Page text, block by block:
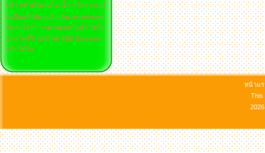
เช่า เช่าพัดลมไอน้ำ บริการ แอร์
เคลื่อนที่ พัดลมไอเย็น masterkool
พัดลมไอน้ำ ราคาพัดลมไอน้ำ วีดีโอ
บ้านโพธิ์ริเวอร์ไซด์ คลิป น้องเพลง
คลิปวีดีโอ
หน้าแ
This